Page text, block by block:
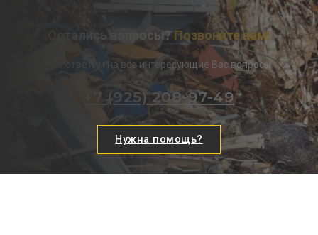
Остались вопросы? Позвоните нам!
Мы ответим на все интересующие Вас вопросы
+7 (925) 208-97-49
Нужна помощь?